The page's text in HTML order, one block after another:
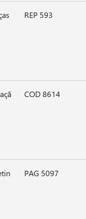
REP 593
COD 8614
PAG 5097